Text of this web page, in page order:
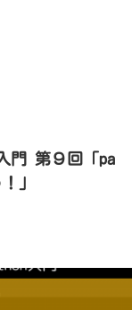
門 第９回「pa
」